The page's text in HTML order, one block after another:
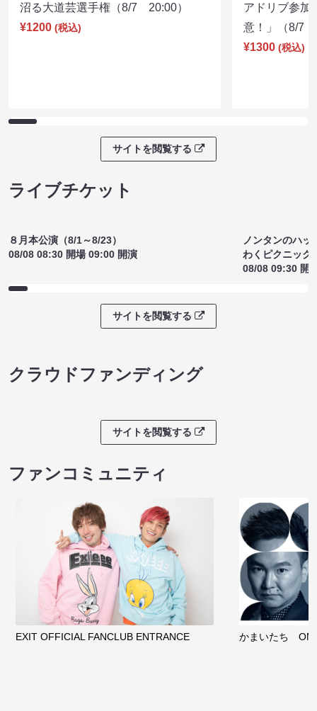
沼る大道芸選手権（8/7 20:00）
¥1200 (税込)
アドリブ参加
意！」（8/7
¥1300 (税込)
サイトを閲覧する
ライブチケット
８月本公演（8/1～8/23）
08/08 08:30 開場 09:00 開演
ノンタンのハッ
わくピクニック
08/08 09:30 開
サイトを閲覧する
クラウドファンディング
サイトを閲覧する
ファンコミュニティ
EXIT OFFICIAL FANCLUB ENTRANCE かまいたち